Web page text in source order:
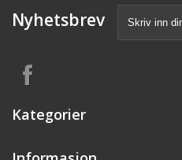
Nyhetsbrev
Kategorier